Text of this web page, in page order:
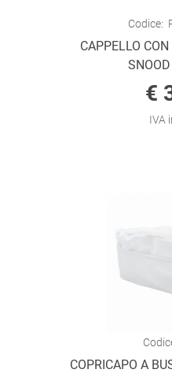
Codice:
CAPPELLO
€
IVA
COPRICAPO A